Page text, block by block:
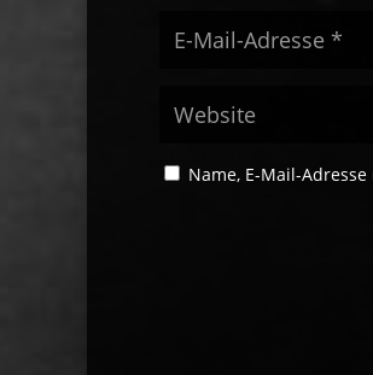
Name, E-Mail-